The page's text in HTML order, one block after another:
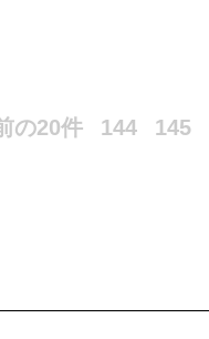
の20件 144 145